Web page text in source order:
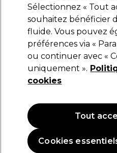
Kemon Styling Gel
)
21,89 €25,75 €
12.88 € pour 100ml
OFFRE OFFRE EN
Sélectionnez « Tout
souhaitez bénéficier
fluide. Vous pouvez
préférences via «
ou continuer avec «
uniquement ».
cookies
Cookies
Tout